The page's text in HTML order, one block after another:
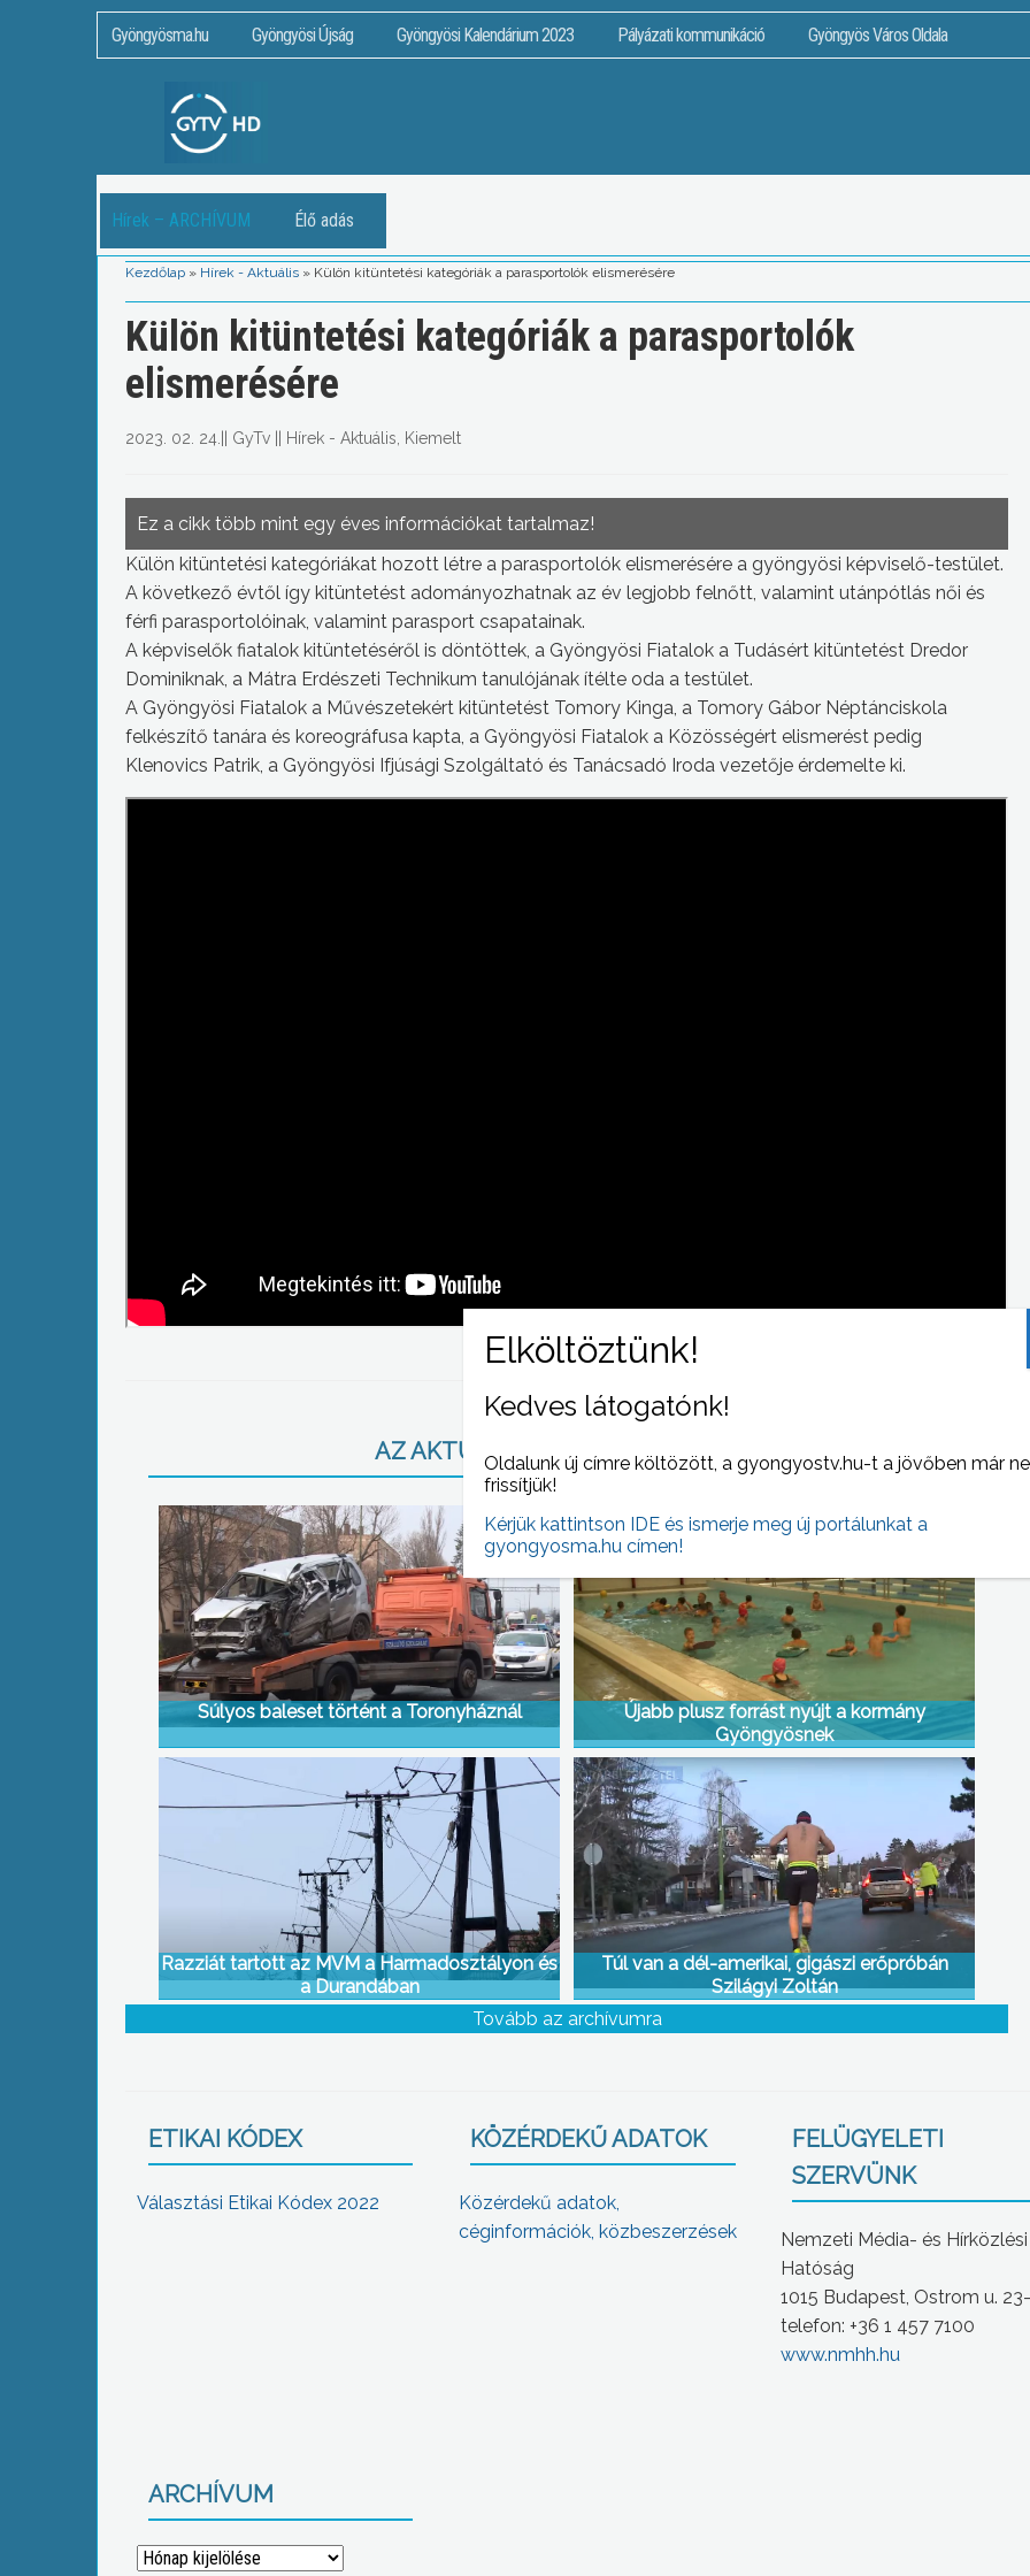
Gyöngyösma.hu Gyöngyösi Újság Gyöngyösi Kalendárium 2023 Pályázati kommunikáció Gyöngyös Város Oldala
Hírek – ARCHÍVUM Élő adás
Kezdőlap » Hírek - Aktuális » Külön kitüntetési kategóriák a parasportolók elismerésére
Külön kitüntetési kategóriák a parasportolók
elismerésére
2023. 02. 24. GyTv Hírek - Aktuális Kiemelt
Ez a cikk több mint egy éves információkat tartalmaz!
Külön kitüntetési kategóriákat hozott létre a parasportolók elismerésére a gyöngyösi képviselő-testület.
A következő évtől így kitüntetést adományozhatnak az év legjobb felnőtt, valamint utánpótlás női és
férfi parasportolóinak, valamint parasport csapatainak.
A képviselők fiatalok kitüntetéséről is döntöttek, a Gyöngyösi Fiatalok a Tudásért kitüntetést Dredor
Dominiknak, a Mátra Erdészeti Technikum tanulójának ítélte oda a testület.
A Gyöngyösi Fiatalok a Művészetekért kitüntetést Tomory Kinga, a Tomory Gábor Néptánciskola
felkészítő tanára és koreográfusa kapta, a Gyöngyösi Fiatalok a Közösségért elismerést pedig
Klenovics Patrik, a Gyöngyösi Ifjúsági Szolgáltató és Tanácsadó Iroda vezetője érdemelte ki.
AZ AKTUÁLIS NAPI HÍREI (2023-02-24 )
Súlyos baleset történt a Toronyháznál
Újabb plusz forrást nyújt a kormány
Gyöngyösnek
Razziát tartott az MVM a Harmadosztályon és
a Durandában
Túl van a dél-amerikai, gigászi erőpróbán
Szilágyi Zoltán
Tovább az archívumra
ETIKAI KÓDEX
Választási Etikai Kódex 2022
KÖZÉRDEKŰ ADATOK
Közérdekű adatok,
céginformációk, közbeszerzések
FELÜGYELETI
SZERVÜNK
Nemzeti Média- és Hírközlési
Hatóság
1015 Budapest, Ostrom u.
telefon: +36 1 457 7100
www.nmhh.hu
ARCHÍVUM
Archívum
Kedves látogatónk!
Oldalunk új címre költözött, a gyongyostv.hu-t a jövőben már
frissítjük!
Kérjük kattintson IDE és ismerje meg új portálunkat a
gyongyosma.hu címen!